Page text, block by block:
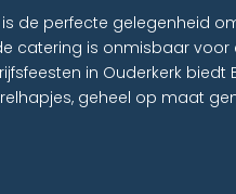
is de perfecte gelegenheid
catering is onmisbaar voor
in Ouderkerk biedt
geheel op maat